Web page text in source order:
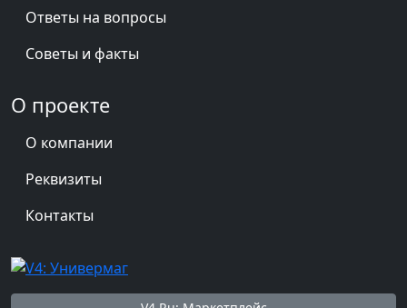
Ответы на вопросы
Советы и факты
О проекте
О компании
Реквизиты
Контакты